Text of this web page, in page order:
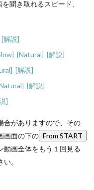
聞き取れるスピード、
[解説]
[Natural] [解説]
[解説]
[解説]
]
合がありますので、その
画面の下の From START
動画全体をもう１回見る
。